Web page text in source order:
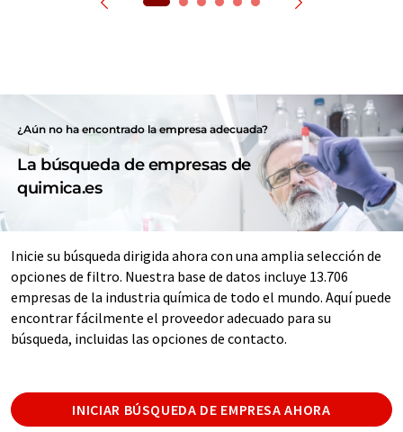
¿Aún no ha encontrado la empresa adecuada?
La búsqueda de empresas de
quimica.es
Inicie su búsqueda dirigida ahora con una amplia selección de
opciones de filtro. Nuestra base de datos incluye 13.706
empresas de la industria química de todo el mundo. Aquí puede
encontrar fácilmente el proveedor adecuado para su
búsqueda, incluidas las opciones de contacto.
INICIAR BÚSQUEDA DE EMPRESA AHORA